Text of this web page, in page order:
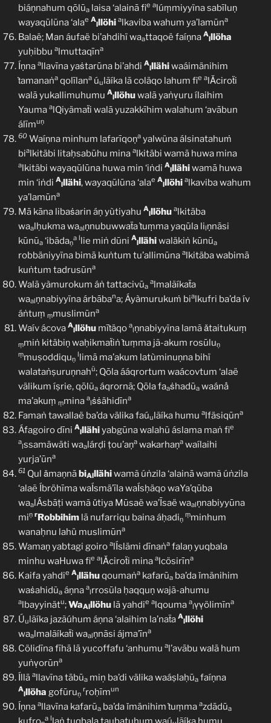
biáṇnahum qōlūa laisa ‘alainā fie alúṃmiyyïna sabīluṇ
wayaqūlūna ‘alae A
lllöhi alkaviba wahum ya’lamūna
Balaë; Man áufaë bi’ahdihï waattaqoë faíṇna A
lllöha
yuḥibbu almuttaqīna
Íṇna allavīna yaṡtarūna bi’ahdi A
lllähiwaáimänihim
ṫamanaṅa qolīlana úulãíka lā coläqo lahum fie alǍciroẗi
walā yukallimuhumu A
lllöhuwalā yaṅṿuru ílaihim
Yauma alQiyämaẗi walā yuzakkīhim walahum ‘avābun
álīmuṇ
60 Waíṇna minhum lafarīqoṇa yalwüna álsinatahuṁ
bialkitäbi litaḥsabūhu mina alkitäbi wamā huwa mina
alkitäbi wayaqūlūna huwa min ‘iṅdi A
lllähiwamā huwa
min ‘iṅdi A
lllähi, wayaqūlūna ‘alae A
lllöhi alkaviba wahum
ya’lamūna
Mā kāna libaṡarin áṇ yùtiyahu A
lllöhu alkitäba
waalḥukma waalṇnubuwwaẗa ṫuṃma yaqūla lilṇnāsi
kūnūa ‘ibādaṇ
a llie miṅ dūni A
lllähiwaläkiṅ kūnūa
robbäniyyïna bimā kuṅtum tu’allimūna alkitäba wabimā
kuṅtum tadrusūna
Walā yàmurokum áṅ tattacivūa
almalãíkaẗa
waalṇnabiyyïna árbābana; Áyàmurukuṁ bialkufri ba’da ív
áṅtuṃ ṃmuslimūna
Waív ácova A
lllöhu mīṫäqo a
lṇnabiyyïna lamã ǎtaitukuṃ
ṃmiṅ kitäbiṇ waḥikmaẗiṅ ṫuṃma jã-akum rosūluṇ
ṃmuṣoddiquṇ
llimā ma’akum latùminuṇna bihï
walataṅṣuruṇnahü; Qōla ááqrortum waácovtum ‘alaë
välikum íṣrie, qōlũa áqrornā; Qōla faaṡhadūa waánå
ma’akuṃ ṃmina a
lṡṡähidīna
Famaṅ tawallaë ba’da välika faúulãíka humu alfäsiqūna
Áfagoiro dīni A
lllähiyabgūna walahũ áslama maṅ fie
a
lssamäwäti waalárḍi ṭou’aṇa wakarhaṇa waílaihi
yurja’ūna
61 Qul ǎmaṇnābiAlllähiwamã úṅzila ‘alainā wamã úṅzila
‘alaẽ Íbröhīma waÍsmä’īla waÍsḥäqo waYa’qūba
waalÁsbāṭi wamã ǔtiya Mūsaë wa’Īsaë waalṇnabiyyūna
miṇ rRobbihim lā nufarriqu baina áḥadiṇ
ṃminhum
wanaḥnu lahü muslimūna
Wamaṇ yabtagi goiro alÍslämi dīnaṅa falaṇ yuqbala
minhu waHuwa fie alǍciroẗi mina alcösirīna
Kaifa yahdie A
lllähuqoumaṅa kafarūa ba’da ǐmänihim
waṡahidũa áṇna a
lrrosūla ḥaqquṇ wajã-ahumu
albayyinätu;WaAlllöhu lā yahdie alqouma a
lṿṿölimīna
Úulãíka jazãúhum áṇna ‘alaihim la’naẗa A
lllöhi
waalmalãíkaẗi waalṇnāsi ájma’īna
Cölidīna fīhā lā yucoffafu ‘anhumu al’avābu walā hum
yuṅṿorūna
Íllā allavīna tābūa miņ ba’di välika waáṣlaḥūa faíṇna
A
lllöha gofūruṇ
rroḥīmun
Íṇna allavīna kafarūa ba’da ǐmänihim ṫuṃma azdādūa
a l